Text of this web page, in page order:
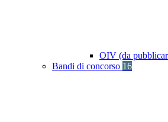
OIV (da
Bandi di concorso 16